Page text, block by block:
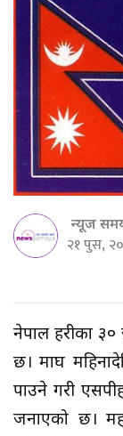
न्यूज
२१ पुस,
नेपाल प्रहरीका
छ। माघ
पाउने गरी
जनाएको छ।